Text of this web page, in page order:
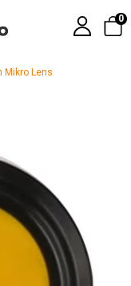
0
Mikro Lens